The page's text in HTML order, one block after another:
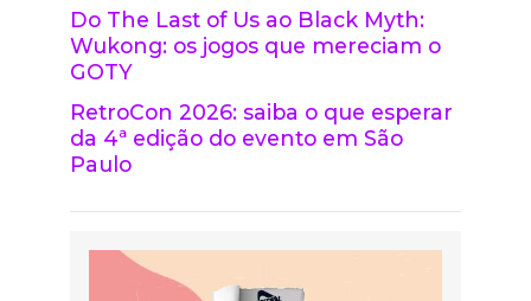
Do The Last of Us ao Black Myth:
Wukong: os jogos que mereciam o
GOTY
RetroCon 2026: saiba o que esperar
da 4ª edição do evento em São
Paulo